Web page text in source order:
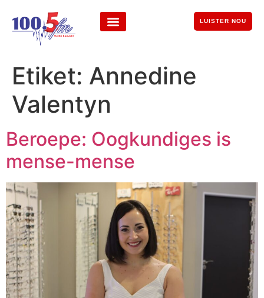
LUISTER NOU
Etiket: Annedine
Valentyn
Beroepe: Oogkundiges is
mense-mense